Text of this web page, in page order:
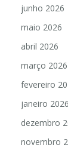
junho 2026
maio 2026
abril 2026
março 2026
fevereiro
janeiro 2026
dezembro
novembro